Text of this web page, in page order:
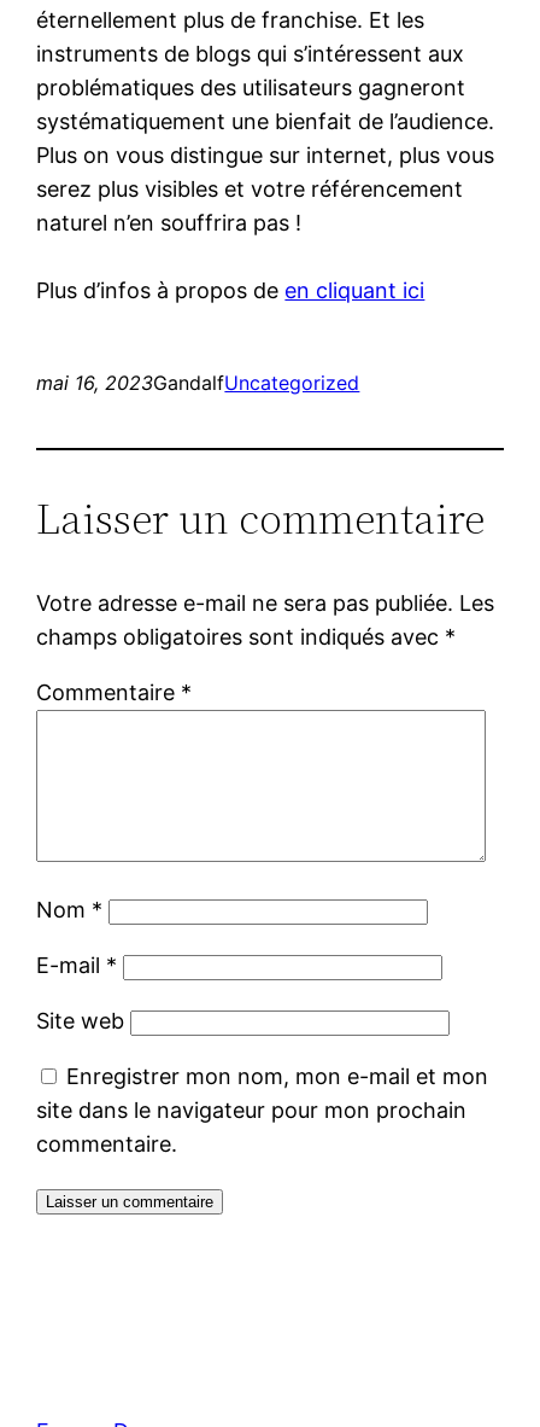
éternellement plus de franchise. Et les
instruments de blogs qui s’intéressent aux
problématiques des utilisateurs gagneront
systématiquement une bienfait de l’audience.
Plus on vous distingue sur internet, plus vous
serez plus visibles et votre référencement
naturel n’en souffrira pas !
Plus d’infos à propos de en cliquant ici
mai 16, 2023GandalfUncategorized
Laisser un commentaire
Votre adresse e-mail ne sera pas publiée. Les
champs obligatoires sont indiqués avec *
Commentaire *
Nom *
E-mail *
Site web
Enregistrer mon nom, mon e-mail et mon
site dans le navigateur pour mon prochain
commentaire.